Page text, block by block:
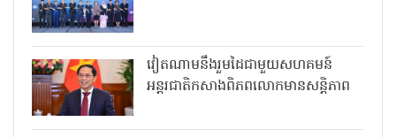
វៀតណាមនឹងរួមដៃជាមួយសហគមន៍
អន្តរជាតិកសាងពិភពលោកមានសន្តិភាព